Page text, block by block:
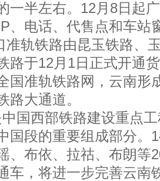
一半左右。12月8日起
、电话、代售点和车站
轨铁路由昆玉铁路、
路于12月1日正式开通
国准轨铁路网，云南形
路大通道。
国西部铁路建设重点工
国段的重要组成部分。
、布依、拉祜、布朗等
车，将进一步完善云南